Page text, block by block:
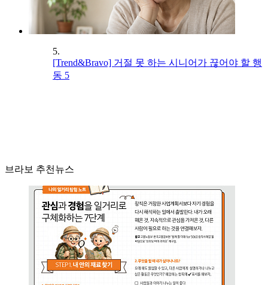
5.
[Trend&Bravo] 거절 못 하는 시니어가 끊어야 할 행
동 5
브라보 추천뉴스